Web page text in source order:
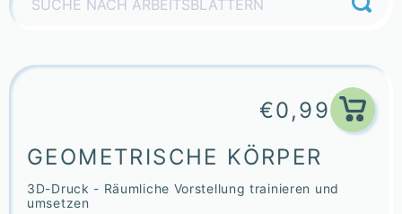
nach:
€0,99
GEOMETRISCHE KÖRPER
3D-Druck - Räumliche Vorstellung trainieren und
umsetzen